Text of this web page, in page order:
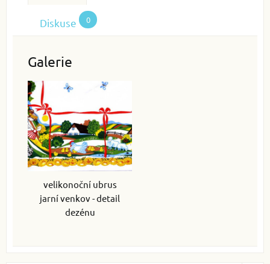
Diskuse 0
Galerie
velikonoční ubrus
jarní venkov - detail
dezénu